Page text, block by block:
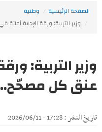
الصفحة الرئيسية
وطنية
وزير التربية: ورقة الإجابة
وزير التربية:
عنق كل مصحّح..
تاريخ النشر : 17:28 - 2026/06/11